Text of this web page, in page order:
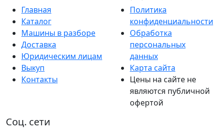
Главная
Каталог
Машины в разборе
Доставка
Юридическим лицам
Выкуп
Контакты
Политика
конфиденциальности
Обработка
персональных
данных
Карта сайта
Цены на сайте не
являются публичной
офертой
Соц. сети